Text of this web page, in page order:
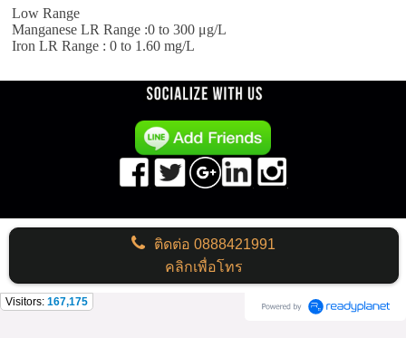
Low Range
Manganese LR Range :0 to 300 μg/L
Iron LR Range : 0 to 1.60 mg/L
ติดต่อ0888421991
คลิกเพื่อโทร
Visitors: 167,175